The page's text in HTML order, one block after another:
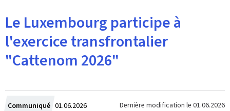
Le Luxembourg participe à
l'exercice transfrontalier
"Cattenom 2026"
Communiqué Crée
01.06.2026 Dernière modification le 01.06.2026